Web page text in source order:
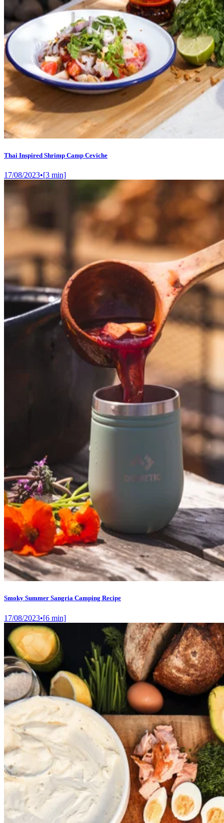
Thai Inspired Shrimp Camp Ceviche
17/08/2023•[3 min]
Smoky Summer Sangria Camping Recipe
17/08/2023•[6 min]